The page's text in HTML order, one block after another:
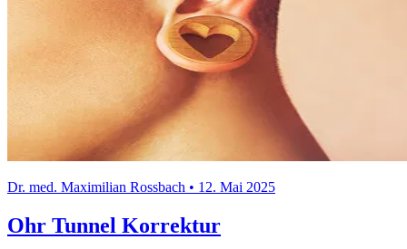
Dr. med. Maximilian Rossbach • 12. Mai 2025
Ohr Tunnel Korrektur